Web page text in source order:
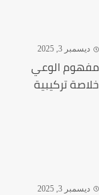
3, 2025
الوعي
تركيبية
3, 2025